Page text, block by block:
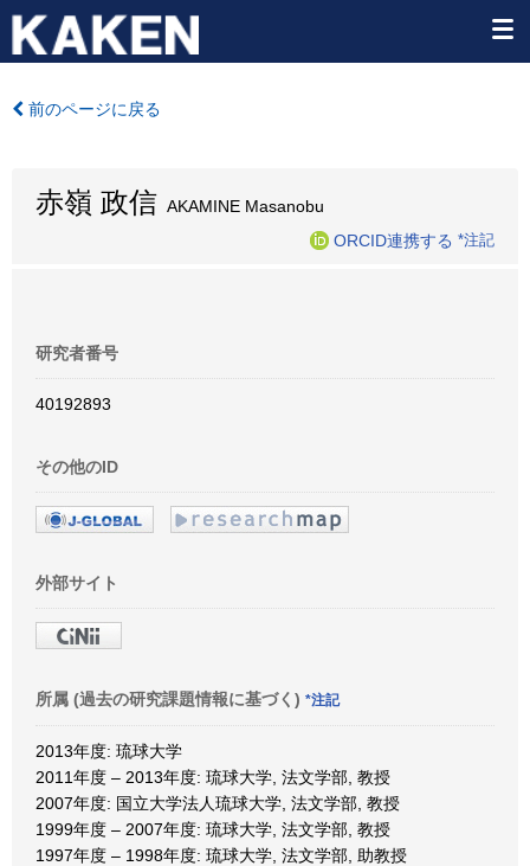
前のページに戻る
赤嶺 政信 AKAMINE Masanobu
ORCID連携する *注記
研究者番号
40192893
その他のID
外部サイト
所属 (過去の研究課題情報に基づく) *注記
2013年度: 琉球大学
2011年度 – 2013年度: 琉球大学, 法文学部, 教授
2007年度: 国立大学法人琉球大学, 法文学部, 教授
1999年度 – 2007年度: 琉球大学, 法文学部, 教授
1997年度 – 1998年度: 琉球大学, 法文学部, 助教授